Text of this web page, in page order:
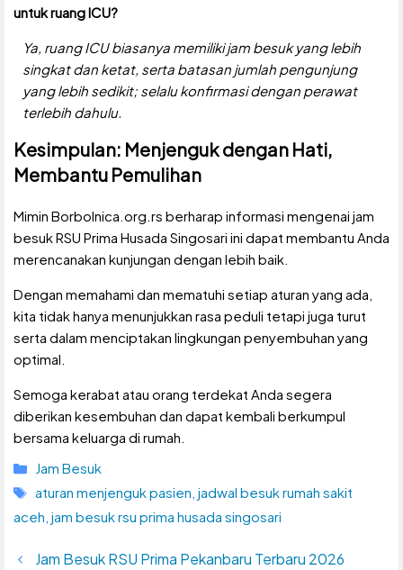
untuk ruang ICU?
Ya, ruang ICU biasanya memiliki jam besuk yang lebih
singkat dan ketat, serta batasan jumlah pengunjung
yang lebih sedikit; selalu konfirmasi dengan perawat
terlebih dahulu.
Kesimpulan: Menjenguk dengan Hati,
Membantu Pemulihan
Mimin Borbolnica.org.rs berharap informasi mengenai jam
besuk RSU Prima Husada Singosari ini dapat membantu Anda
merencanakan kunjungan dengan lebih baik.
Dengan memahami dan mematuhi setiap aturan yang ada,
kita tidak hanya menunjukkan rasa peduli tetapi juga turut
serta dalam menciptakan lingkungan penyembuhan yang
optimal.
Semoga kerabat atau orang terdekat Anda segera
diberikan kesembuhan dan dapat kembali berkumpul
bersama keluarga di rumah.
Kategori
Jam Besuk
Tag
aturan menjenguk pasien, jadwal besuk rumah sakit
aceh, jam besuk rsu prima husada singosari
Jam Besuk RSU Prima Pekanbaru Terbaru 2026